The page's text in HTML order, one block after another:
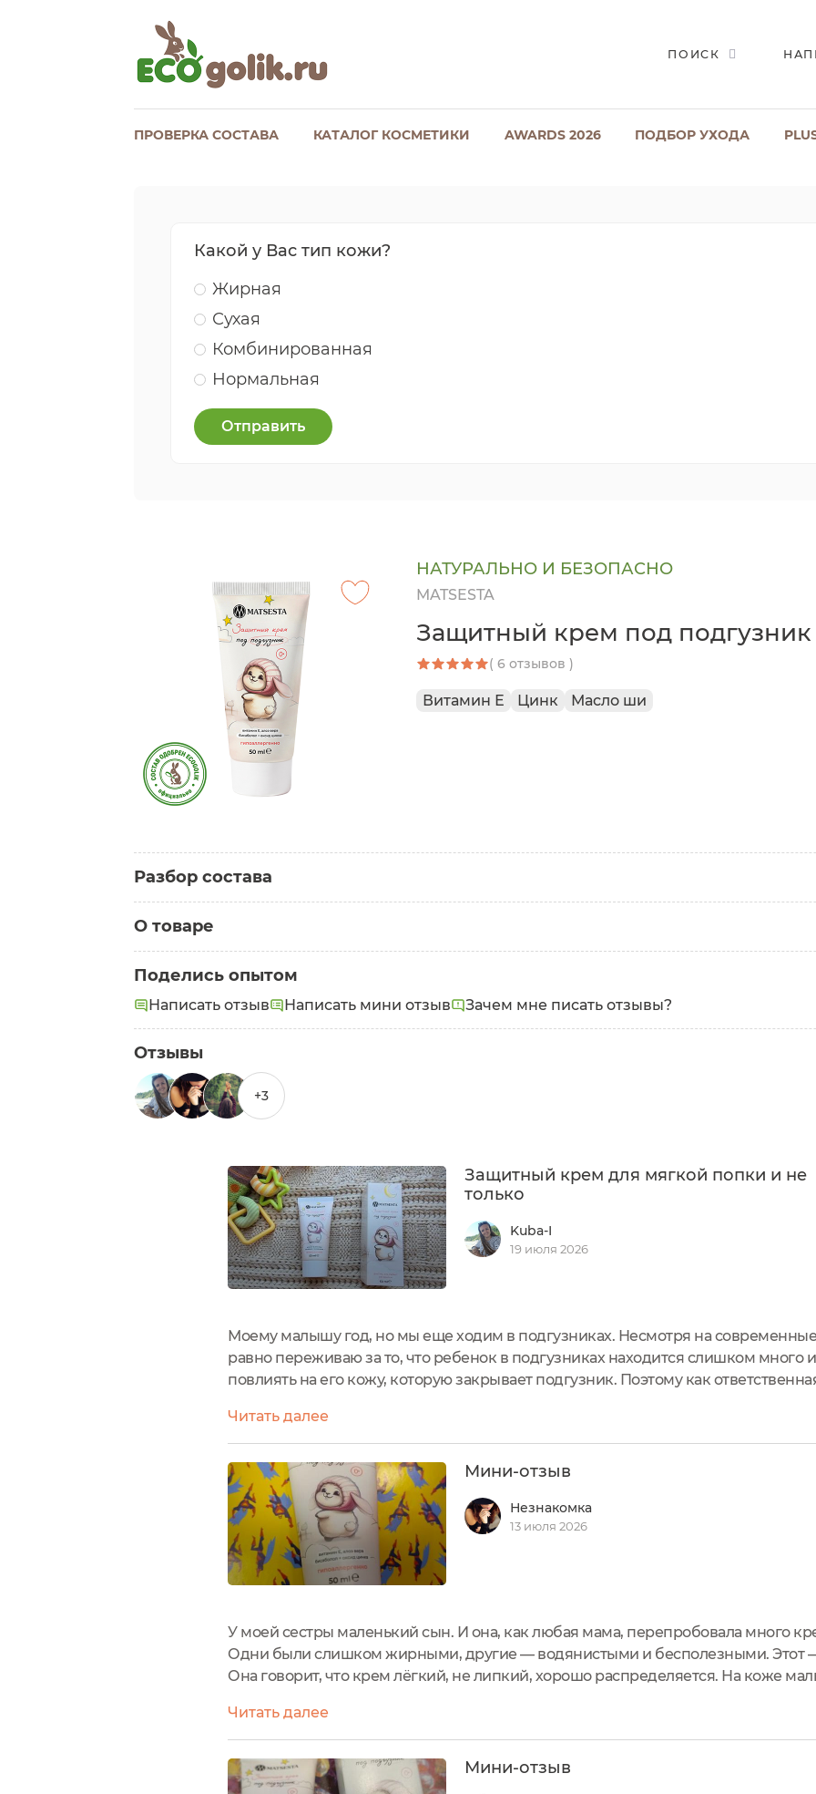
ПОИСК
ПРОВЕРКА СОСТАВА КАТАЛОГ КОСМЕТИКИ AWARDS 2026 ПОДБОР УХОДА
Какой у Вас тип кожи?
Жирная
Сухая
Комбинированная
Нормальная
Отправить
НАТУРАЛЬНО И БЕЗОПАСНО
MATSESTA
Защитный крем под подгузник
( 6 отзывов )
Витамин Е Цинк Масло ши
Разбор состава
О товаре
Состав:природная вода Мацеста, гидролат зеленого чая, оксид цинка, каприлик/каприк
растительный, изопропилпальмитат, масло ши, лецитин (растительный), цетеарил
сульфат магния, экстракт календулы, витамин Е, бисаболол, бензиловый спирт**, бензоат
парфюмерная композиция.
Поделись опытом
Написать отзыв Написать мини отзыв Зачем мне писать отзывы?
Отзывы
+3
Защитный крем для мягкой попки и не
только
Kuba-I
19 июля 2026
Моему малышу год, но мы еще ходим в подгузниках. Несмотря на современные
равно переживаю за то, что ребенок в подгузниках находится слишком много
повлиять на его кожу, которую закрывает подгузник. Поэтому как
бренда натуральной косметики...
Читать далее
Мини-отзыв
Незнакомка
13 июля 2026
У моей сестры маленький сын. И она, как любая мама, перепробовала много
Одни были слишком жирными, другие — водянистыми и бесполезными. Этот
Она говорит, что крем лёгкий, не липкий, хорошо распределяется. На коже
календула, масло ши....
Читать далее
Мини-отзыв